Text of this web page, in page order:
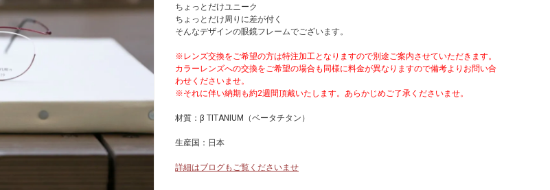
ちょっとだけユニーク
ちょっとだけ周りに差が付く
そんなデザインの眼鏡フレームでございます。
※レンズ交換をご希望の方は特注加工となりますので別途ご案内させていただきます。
カラーレンズへの交換をご希望の場合も同様に料金が異なりますので備考よりお問い合
わせくださいませ。
※それに伴い納期も約2週間頂戴いたします。あらかじめご了承くださいませ。
材質：β TITANIUM（ベータチタン）
生産国：日本
詳細はブログもご覧くださいませ